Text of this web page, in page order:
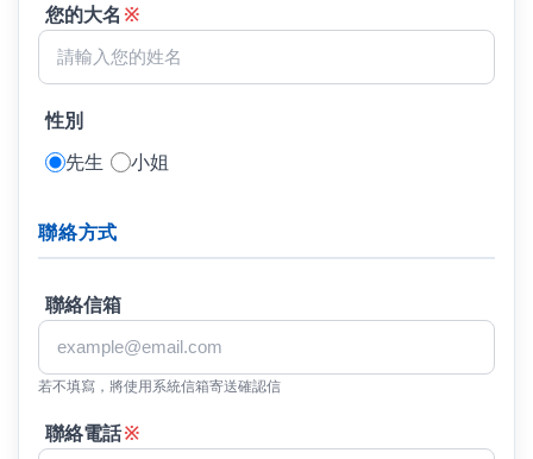
您的大名 ※
性別
先生
小姐
聯絡方式
聯絡信箱
若不填寫，將使用系統信箱寄送確認信
聯絡電話※